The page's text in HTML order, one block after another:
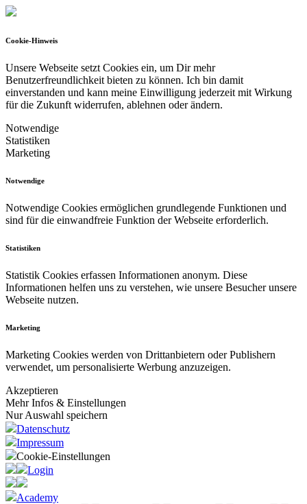
Cookie-Hinweis
Unsere Webseite setzt Cookies ein, um Dir mehr
Benutzerfreundlichkeit bieten zu können. Ich bin damit
einverstanden und kann meine Einwilligung jederzeit mit Wirkung
für die Zukunft widerrufen, ablehnen oder ändern.
Notwendige
Statistiken
Marketing
Notwendige
Notwendige Cookies ermöglichen grundlegende Funktionen und
sind für die einwandfreie Funktion der Webseite erforderlich.
Statistiken
Statistik Cookies erfassen Informationen anonym. Diese
Informationen helfen uns zu verstehen, wie unsere Besucher unsere
Webseite nutzen.
Marketing
Marketing Cookies werden von Drittanbietern oder Publishern
verwendet, um personalisierte Werbung anzuzeigen.
Akzeptieren
Mehr Infos & Einstellungen
Nur Auswahl speichern
Datenschutz
Impressum
Cookie-Einstellungen
Login
Academy